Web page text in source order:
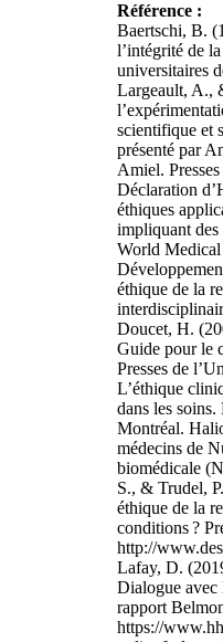
Référence :
Baertschi, B.
l’intégrité de
universitaires
Largeault, A.,
scientifique et
présenté par
Amiel.
Déclaration
éthiques
impliquant
World
éthique de la
Doucet, H.
Guide pour le
Presses de
L’éthique
dans les soins.
Montréal.
médecins de
biomédicale
S., & Trudel,
éthique de la
conditions ?
http://
Lafay, D.
Dialogue
rapport
https://